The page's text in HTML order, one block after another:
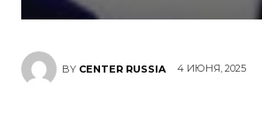
BY CENTER RUSSIA 4 ИЮНЯ, 2025